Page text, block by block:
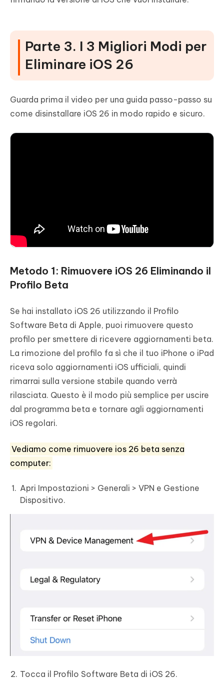
Parte 3. I 3 Migliori Modi per
Eliminare iOS 26
Guarda prima il video per una guida passo-passo su
come disinstallare iOS 26 in modo rapido e sicuro.
Metodo 1: Rimuovere iOS 26 Eliminando il
Profilo Beta
Se hai installato iOS 26 utilizzando il Profilo
Software Beta di Apple, puoi rimuovere questo
profilo per smettere di ricevere aggiornamenti beta.
La rimozione del profilo fa sì che il tuo iPhone o iPad
riceva solo aggiornamenti iOS ufficiali, quindi
rimarrai sulla versione stabile quando verrà
rilasciata. Questo è il modo più semplice per uscire
dal programma beta e tornare agli aggiornamenti
iOS regolari.
Vediamo come rimuovere ios 26 beta senza
computer:
Apri Impostazioni > Generali > VPN e Gestione
Dispositivo.
Tocca il Profilo Software Beta di iOS 26.